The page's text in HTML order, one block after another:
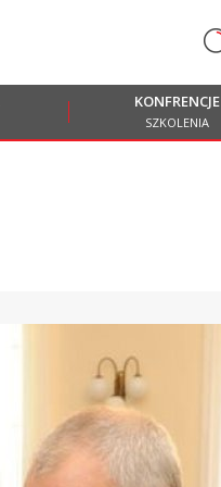
KONFRENCJE
SZKOLENIA